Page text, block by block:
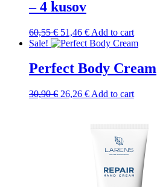
– 4 kusov
60,55€ Original
price
60,55 €.
51,46 €Current
price
51,46 €.
Add to cart
Sale!
Perfect Body Cream
30,90€ Original
26,26 €Current
Add to cart